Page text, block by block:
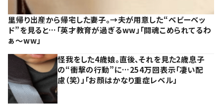
里帰り出産から帰宅した妻子。→夫が用意した“ベビーベッ
ド”を見ると…「英才教育が過ぎるww」「闘魂こめられてるわ
ぁ～ww」
怪我をした4歳娘。直後、それを見た2歳息子
の“衝撃の行動”に…254万回表示「凄い配
慮（笑）」「お顔はかなり重症レベル」